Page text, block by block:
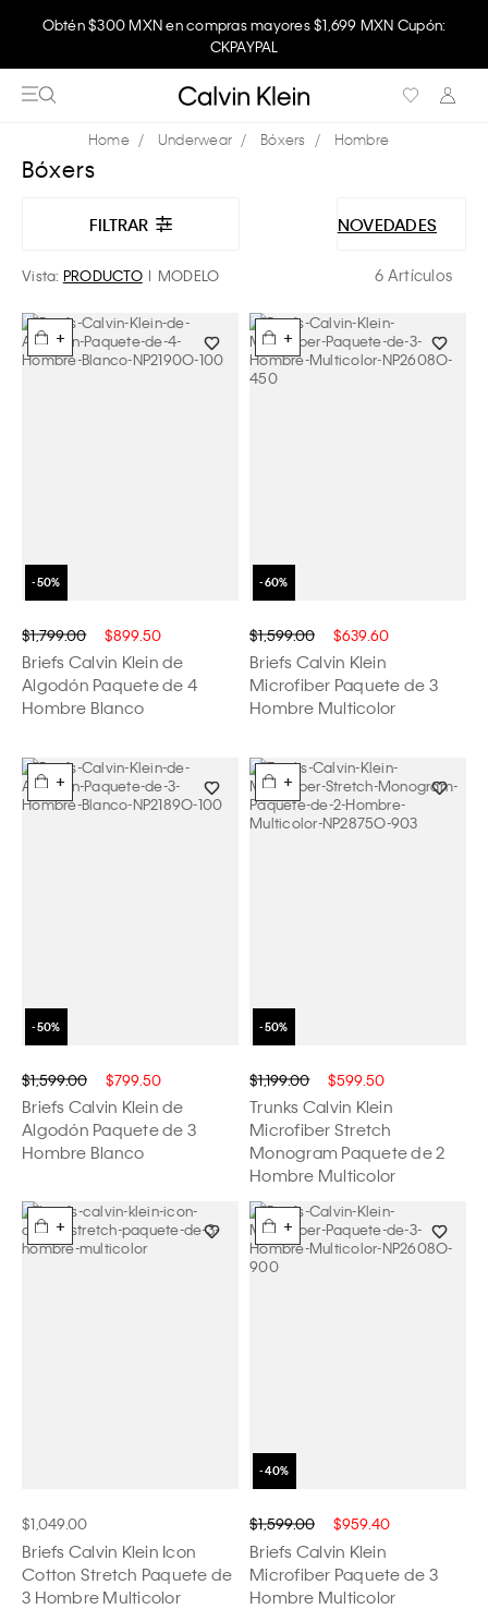
Obtén $300 MXN en compras mayores $1,699 MXN Cupón:
CKPAYPAL
Underwear Bóxers Hombre
Bóxers
FILTRAR NOVEDADES
Vista: PRODUCTO MODELO 6 Artículos
+
$1,799.00 $899.50
Briefs Calvin Klein de
Algodón Paquete de 4
Hombre Blanco
+
$1,599.00 $639.60
Briefs Calvin Klein
Microfiber Paquete de 3
Hombre Multicolor
+
$1,599.00 $799.50
Briefs Calvin Klein de
Algodón Paquete de 3
Hombre Blanco
+
$1,199.00 $599.50
Trunks Calvin Klein
Microfiber Stretch
Monogram Paquete de 2
Hombre Multicolor
+
$1,049.00
Briefs Calvin Klein Icon
Cotton Stretch Paquete de
3 Hombre Multicolor
+
$1,599.00 $959.40
Briefs Calvin Klein
Microfiber Paquete de 3
Hombre Multicolor